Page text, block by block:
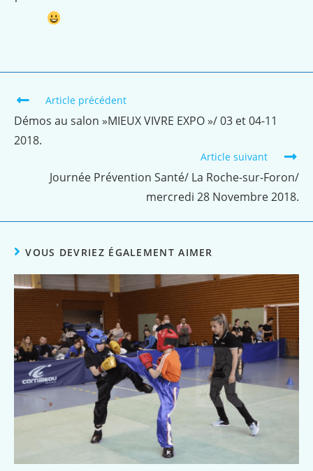
Article précédent
Démos au salon »MIEUX VIVRE EXPO »/ 03 et 04-11
2018.
Article suivant
Journée Prévention Santé/ La Roche-sur-Foron/
mercredi 28 Novembre 2018.
VOUS DEVRIEZ ÉGALEMENT AIMER